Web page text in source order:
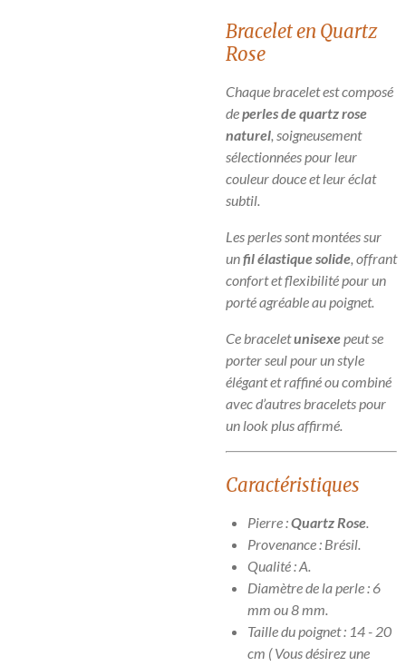
Bracelet en Quartz
Rose
Chaque bracelet est composé
deperles de quartz rose
naturel, soigneusement
sélectionnées pour leur
couleur douce et leur éclat
subtil.
Les perles sont montées sur
unfil élastique solide, offrant
confort et flexibilité pour un
porté agréable au poignet.
Ce braceletunisexepeut se
porter seul pour un style
élégant et raffiné ou combiné
avec d’autres bracelets pour
un look plus affirmé.
Caractéristiques
Pierre :Quartz Rose.
Provenance : Brésil.
Qualité : A.
Diamètre de la perle : 6
mm ou 8 mm.
Taille du poignet : 14 - 20
cm ( Vous désirez une